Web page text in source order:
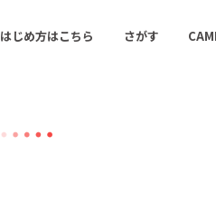
はじめ方はこちら さがす